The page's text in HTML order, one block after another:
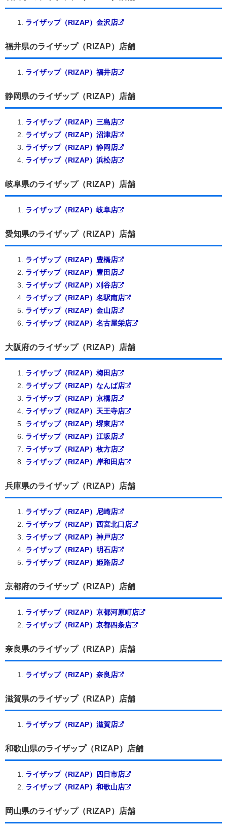
ライザップ（RIZAP）金沢店
福井県のライザップ（RIZAP）店舗
ライザップ（RIZAP）福井店
静岡県のライザップ（RIZAP）店舗
ライザップ（RIZAP）三島店
ライザップ（RIZAP）沼津店
ライザップ（RIZAP）静岡店
ライザップ（RIZAP）浜松店
岐阜県のライザップ（RIZAP）店舗
ライザップ（RIZAP）岐阜店
愛知県のライザップ（RIZAP）店舗
ライザップ（RIZAP）豊橋店
ライザップ（RIZAP）豊田店
ライザップ（RIZAP）刈谷店
ライザップ（RIZAP）名駅南店
ライザップ（RIZAP）金山店
ライザップ（RIZAP）名古屋栄店
大阪府のライザップ（RIZAP）店舗
ライザップ（RIZAP）梅田店
ライザップ（RIZAP）なんば店
ライザップ（RIZAP）京橋店
ライザップ（RIZAP）天王寺店
ライザップ（RIZAP）堺東店
ライザップ（RIZAP）江坂店
ライザップ（RIZAP）枚方店
ライザップ（RIZAP）岸和田店
兵庫県のライザップ（RIZAP）店舗
ライザップ（RIZAP）尼崎店
ライザップ（RIZAP）西宮北口店
ライザップ（RIZAP）神戸店
ライザップ（RIZAP）明石店
ライザップ（RIZAP）姫路店
京都府のライザップ（RIZAP）店舗
ライザップ（RIZAP）京都河原町店
ライザップ（RIZAP）京都四条店
奈良県のライザップ（RIZAP）店舗
ライザップ（RIZAP）奈良店
滋賀県のライザップ（RIZAP）店舗
ライザップ（RIZAP）滋賀店
和歌山県のライザップ（RIZAP）店舗
ライザップ（RIZAP）四日市店
ライザップ（RIZAP）和歌山店
岡山県のライザップ（RIZAP）店舗